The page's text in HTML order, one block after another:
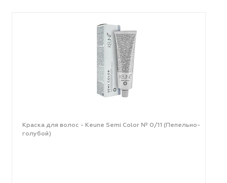
Краска для волос - Keune Semi Color № 0/11 (Пепельно-
голубой)